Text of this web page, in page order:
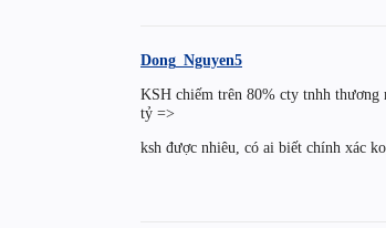
Dong_Nguyen5
KSH chiếm trên 80% cty tnhh
tỷ =>
ksh được nhiêu, có ai biết chính xác